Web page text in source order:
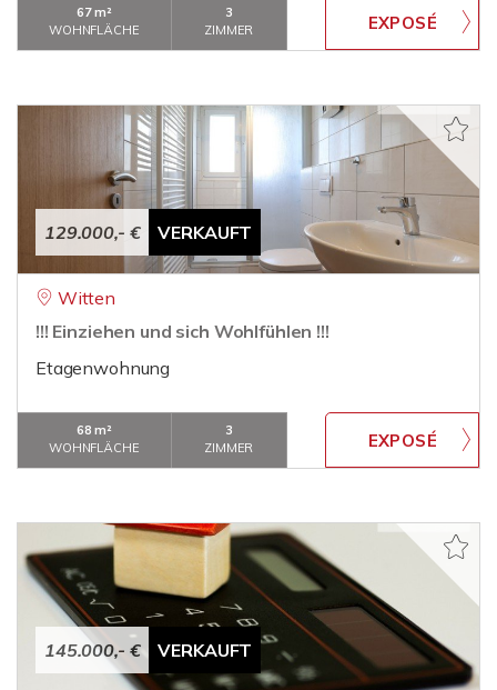
67 m²
WOHNFLÄCHE
3
ZIMMER
129.000,- € VERKAUFT
Witten
!!! Einziehen und sich Wohlfühlen !!!
Etagenwohnung
68 m²
WOHNFLÄCHE
3
ZIMMER
145.000,- € VERKAUFT